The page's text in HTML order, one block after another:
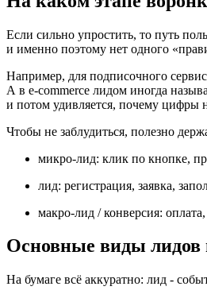
Если сильно упростить, то путь
и именно поэтому нет одного
Например, для подписочного
А в e-commerce лидом иногда
и потом удивляется, почему цифры
Чтобы не заблудиться, полезно
микро-лид: клик по кнопке,
лид: регистрация, заявка,
макро-лид / конверсия:
Основные виды лидов
На бумаге всё аккуратно: лид -